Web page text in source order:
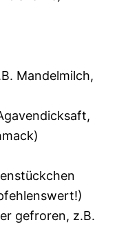
Mandelmilch,
gefroren, z.B.